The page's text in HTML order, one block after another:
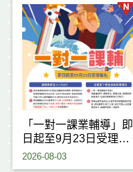
「一對一課業輔導」即
日起至9月23日受理申
請
2026-08-03